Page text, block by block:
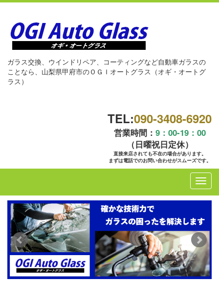
ガラス交換、ウインドリペア、コーティングなど自動車ガラスの
ことなら、山梨県甲府市のＯＧＩオートグラス（オギ・オートグ
ラス）
TEL:090-3408-6920
営業時間： 9：00-19：00
（日曜祝日定休）
直接来店されても不在の場合があります。
まずは電話でのお問い合わせがスムーズです。